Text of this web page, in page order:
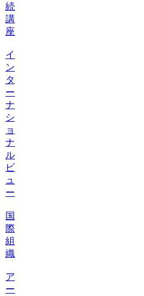
続
講
座
イ
ン
タ
ー
ナ
シ
ョ
ナ
ル
ビ
ュ
ー
国
際
組
織
ア
ー